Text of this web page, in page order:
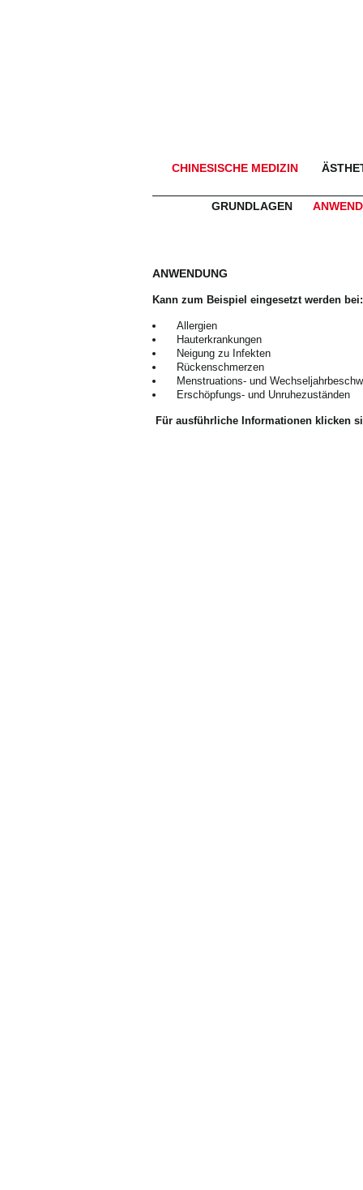
CHINESISCHE MEDIZIN
GRUNDLAGEN
ANWENDUNG
Kann zum Beispiel eingesetzt werden bei:
Allergien
Hauterkrankungen
Neigung zu Infekten
Rückenschmerzen
Menstruations- und
Erschöpfungs- und Unruhezuständen
Für ausführliche Informationen klicken